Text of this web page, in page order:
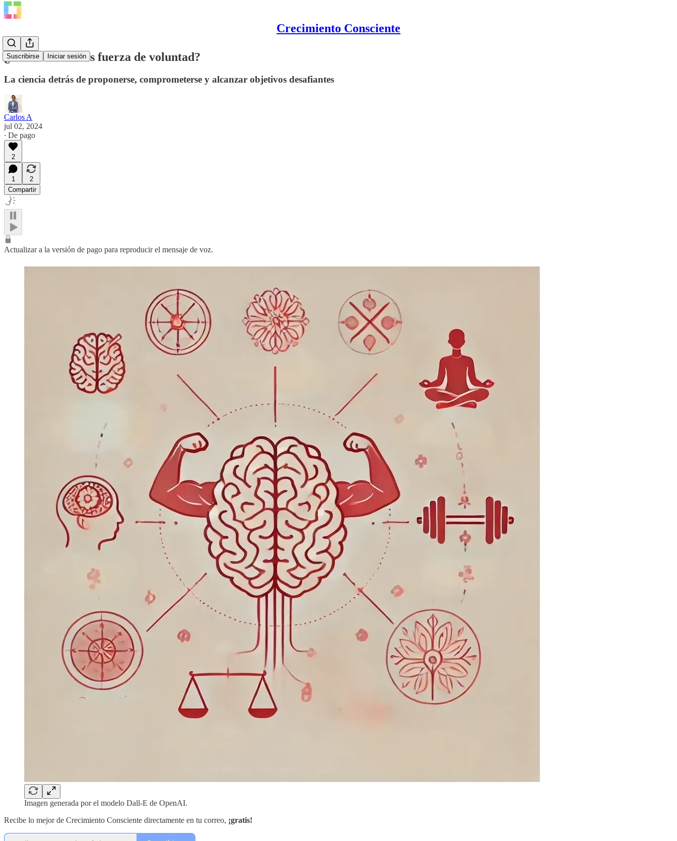
Crecimiento Consciente
Suscribirse Iniciar sesión
¿Cómo tener más fuerza de voluntad?
La ciencia detrás de proponerse, comprometerse y alcanzar objetivos desafiantes
Carlos A
jul 02, 2024
∙ De pago
2
1
2
Compartir
Actualizar a la versión de pago para reproducir el mensaje de voz.
Imagen generada por el modelo Dall-E de OpenAI.
Recibe lo mejor de Crecimiento Consciente directamente en tu correo, ¡gratis!